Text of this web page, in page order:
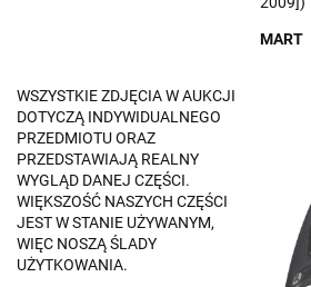
MART
WSZYSTKIE ZDJĘCIA W AUKCJI
DOTYCZĄ INDYWIDUALNEGO
PRZEDMIOTU ORAZ
PRZEDSTAWIAJĄ REALNY
WYGLĄD DANEJ CZĘŚCI.
WIĘKSZOŚĆ NASZYCH CZĘŚCI
JEST W STANIE UŻYWANYM,
WIĘC NOSZĄ ŚLADY
UŻYTKOWANIA.